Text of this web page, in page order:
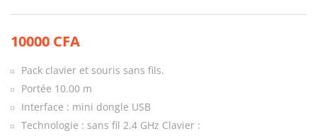
10000 CFA
Pack clavier et souris sans fils.
Portée 10.00 m
Interface : mini dongle USB
Technologie : sans fil 2.4 GHz Clavier :